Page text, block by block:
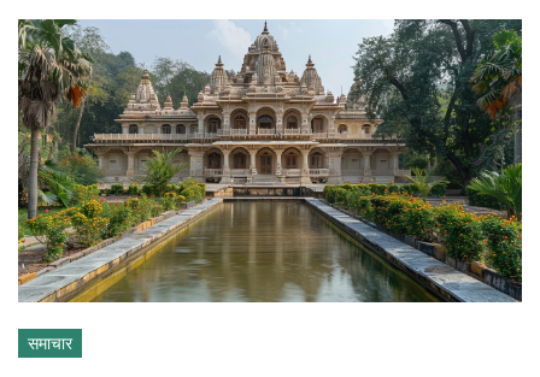
समाचार